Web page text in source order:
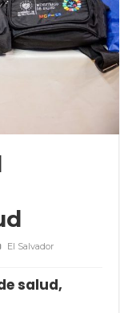
El Salvador
salud,